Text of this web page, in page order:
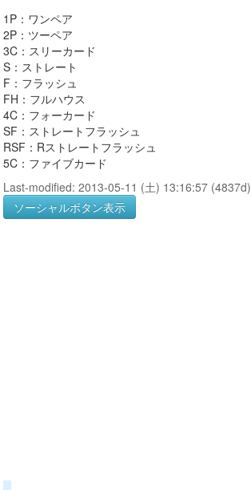
1P：ワンペア
2P：ツーペア
3C：スリーカード
S：ストレート
F：フラッシュ
FH：フルハウス
4C：フォーカード
SF：ストレートフラッシュ
RSF：Rストレートフラッシュ
5C：ファイブカード
Last-modified: 2013-05-11 (土) 13:16:57 (4837d)
ソーシャルボタン表示